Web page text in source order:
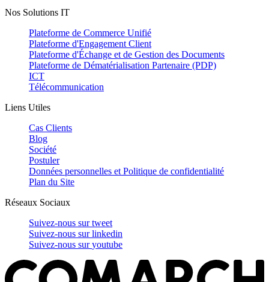
Nos Solutions IT
Plateforme de Commerce Unifié
Plateforme d'Engagement Client
Plateforme d'Échange et de Gestion des Documents
Plateforme de Dématérialisation Partenaire (PDP)
ICT
Télécommunication
Liens Utiles
Cas Clients
Blog
Société
Postuler
Données personnelles et Politique de confidentialité
Plan du Site
Réseaux Sociaux
Suivez-nous surtweet
Suivez-nous surlinkedin
Suivez-nous suryoutube